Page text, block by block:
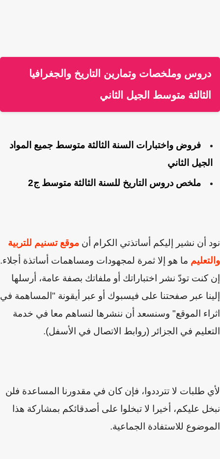
دروس وملخصات وتمارين التاريخ والجغرافيا
الثالثة متوسط الجيل الثاني
فروض واختبارات السنة الثالثة متوسط جميع المواد
الجيل الثاني
ملخص دروس التاريخ للسنة الثالثة متوسط ج2
نود أن نشير إليكم أساتذتي الكرام أن موقع تسنيم للتربية
والتعليم ما هو إلا ثمرة لمجهودات ومساهمات أساتذة أجلاء.
إن كنت تودّ نشر اختباراتك أو ملفاتك بصفة عامة، أرسلها
إلينا عبر صفحتنا على فيسبوك أو عبر أيقونة "المساهمة في
اثراء الموقع" وسنسعد أن ننشرها لنساهم معا في خدمة
التعليم في الجزائر (روابط الاتصال في الأسفل).
لأي طلبات لا تترددوا، فإن كان في مقدورنا المساعدة فلن
نبخل عليكم، أخيرا لا تبخلوا على أصدقائكم بمشاركة هذا
الموضوع للاستفادة الجماعية.